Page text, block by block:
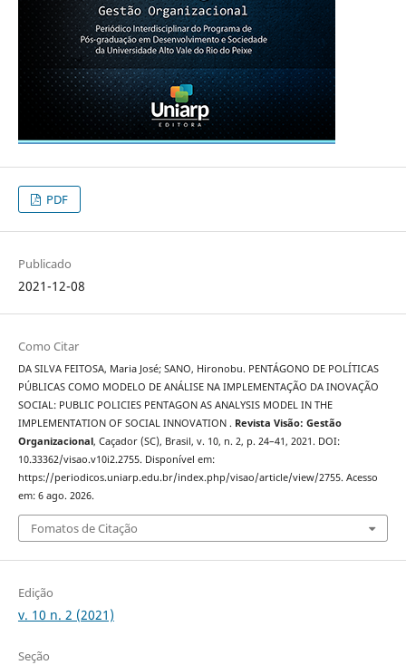
PDF
Publicado
2021-12-08
Como Citar
DA SILVA FEITOSA, Maria José; SANO, Hironobu. PENTÁGONO DE POLÍTICAS
PÚBLICAS COMO MODELO DE ANÁLISE NA IMPLEMENTAÇÃO DA INOVAÇÃO
SOCIAL: PUBLIC POLICIES PENTAGON AS ANALYSIS MODEL IN THE
IMPLEMENTATION OF SOCIAL INNOVATION . Revista Visão: Gestão
Organizacional, Caçador (SC), Brasil, v. 10, n. 2, p. 24–41, 2021. DOI:
10.33362/visao.v10i2.2755. Disponível em:
https://periodicos.uniarp.edu.br/index.php/visao/article/view/2755. Acesso
em: 6 ago. 2026.
Fomatos de Citação
Edição
v. 10 n. 2 (2021)
Seção